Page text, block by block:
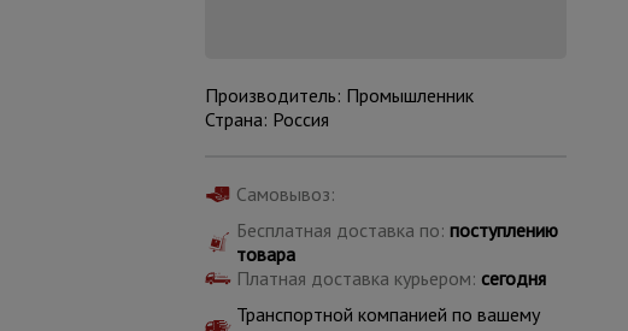
всех
Производитель: Промышленник
Страна: Россия
Самовывоз:
Бесплатная доставка по: поступлению
товара
Платная доставка курьером: сегодня
Транспортной компанией по вашему